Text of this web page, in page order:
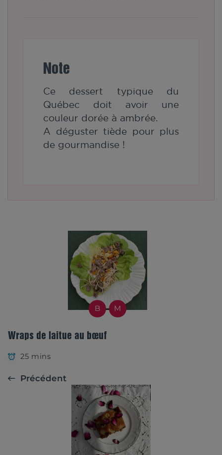
Note
Ce dessert typique du
Québec doit avoir une
couleur dorée à ambrée.
A déguster tiède pour plus
de gourmandise !
B M
Wraps de laitue au bœuf
25 mins
Précédent